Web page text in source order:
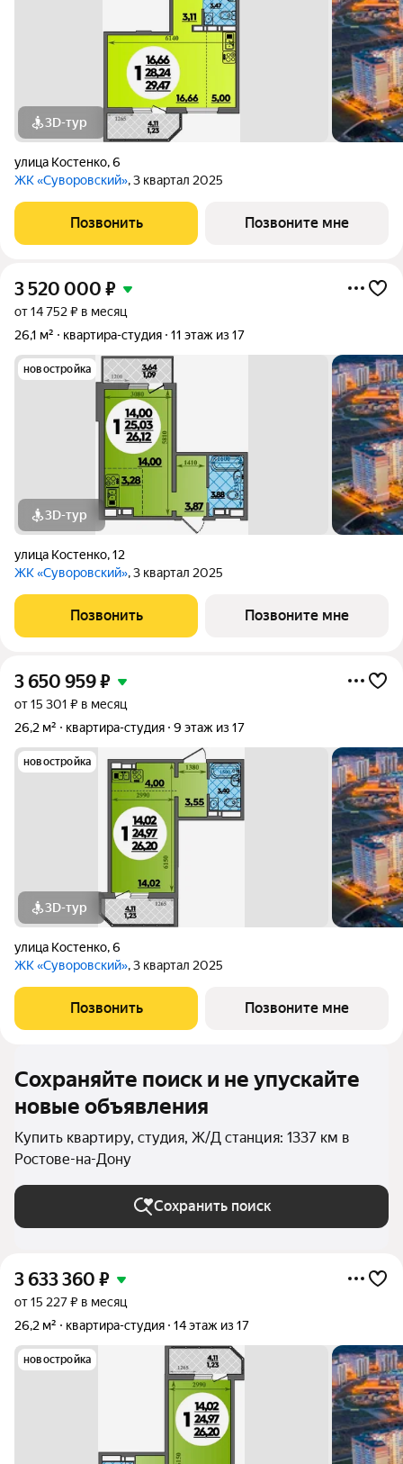
3D-тур
улица Костенко,6
ЖК «Суворовский», 3 квартал 2025
Позвонить Позвоните мне
3 520 000 ₽
от 14 752 ₽ в месяц
26,1 м²
квартира-студия 11 этаж из 17
новостройка
3D-тур
улица Костенко,12
ЖК «Суворовский», 3 квартал 2025
Позвонить Позвоните мне
3 650 959₽
от 15 301 ₽ в месяц
26,2 м²
квартира-студия 9 этаж из 17
новостройка
3D-тур
улица Костенко,6
ЖК «Суворовский», 3 квартал 2025
Позвонить Позвоните мне
Сохраняйте поиск и не упускайте
новые объявления
Купить квартиру, студия, Ж/Д станция: 1337 км в
Ростове-на-Дону
Сохранить поиск
3 633 360 ₽
от 15 227 ₽ в месяц
26,2 м²
квартира-студия 14 этаж из 17
новостройка